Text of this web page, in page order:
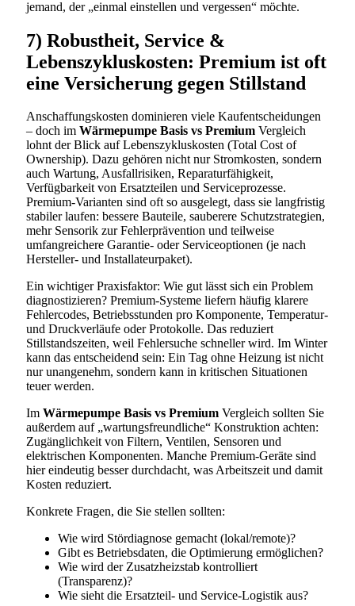
jemand, der „einmal einstellen und vergessen“ möchte.
7) Robustheit, Service &
Lebenszykluskosten: Premium ist oft
eine Versicherung gegen Stillstand
Anschaffungskosten dominieren viele Kaufentscheidungen
– doch im Wärmepumpe Basis vs Premium Vergleich
lohnt der Blick auf Lebenszykluskosten (Total Cost of
Ownership). Dazu gehören nicht nur Stromkosten, sondern
auch Wartung, Ausfallrisiken, Reparaturfähigkeit,
Verfügbarkeit von Ersatzteilen und Serviceprozesse.
Premium-Varianten sind oft so ausgelegt, dass sie langfristig
stabiler laufen: bessere Bauteile, sauberere Schutzstrategien,
mehr Sensorik zur Fehlerprävention und teilweise
umfangreichere Garantie- oder Serviceoptionen (je nach
Hersteller- und Installateurpaket).
Ein wichtiger Praxisfaktor: Wie gut lässt sich ein Problem
diagnostizieren? Premium-Systeme liefern häufig klarere
Fehlercodes, Betriebsstunden pro Komponente, Temperatur-
und Druckverläufe oder Protokolle. Das reduziert
Stillstandszeiten, weil Fehlersuche schneller wird. Im Winter
kann das entscheidend sein: Ein Tag ohne Heizung ist nicht
nur unangenehm, sondern kann in kritischen Situationen
teuer werden.
Im Wärmepumpe Basis vs Premium Vergleich sollten Sie
außerdem auf „wartungsfreundliche“ Konstruktion achten:
Zugänglichkeit von Filtern, Ventilen, Sensoren und
elektrischen Komponenten. Manche Premium-Geräte sind
hier eindeutig besser durchdacht, was Arbeitszeit und damit
Kosten reduziert.
Konkrete Fragen, die Sie stellen sollten:
Wie wird Stördiagnose gemacht (lokal/remote)?
Gibt es Betriebsdaten, die Optimierung ermöglichen?
Wie wird der Zusatzheizstab kontrolliert
(Transparenz)?
Wie sieht die Ersatzteil- und Service-Logistik aus?